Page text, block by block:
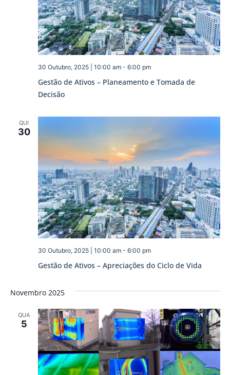
Gestão de Ativos – Planeamento e Tomada de
Decisão
30 Outubro, 2025 | 10:00 am- 6:00 pm
QUI
30
Gestão de Ativos – Apreciações do Ciclo de Vida
30 Outubro, 2025 | 10:00 am- 6:00 pm
Novembro 2025
QUA
5